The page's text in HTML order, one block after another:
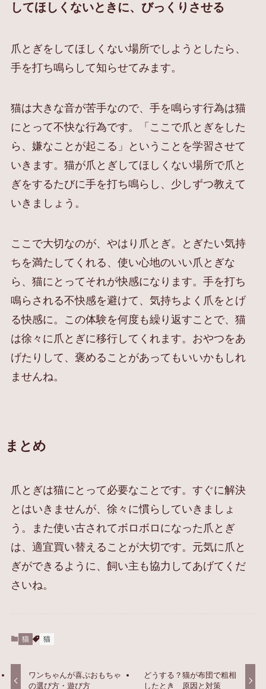
してほしくないときに、びっくりさせる
爪とぎをしてほしくない場所でしようとしたら、
手を打ち鳴らして知らせてみます。
猫は大きな音が苦手なので、手を鳴らす行為は猫
にとって不快な行為です。「ここで爪とぎをした
ら、嫌なことが起こる」ということを学習させて
いきます。猫が爪とぎしてほしくない場所で爪と
ぎをするたびに手を打ち鳴らし、少しずつ教えて
いきましょう。
ここで大切なのが、やはり爪とぎ。とぎたい気持
ちを満たしてくれる、使い心地のいい爪とぎな
ら、猫にとってそれが快感になります。手を打ち
鳴らされる不快感を避けて、気持ちよく爪をとげ
る快感に。この体験を何度も繰り返すことで、猫
は徐々に爪とぎに移行してくれます。おやつをあ
げたりして、褒めることがあってもいいかもしれ
ませんね。
まとめ
爪とぎは猫にとって必要なことです。すぐに解決
とはいきませんが、徐々に慣らしていきましょ
う。また使い古されてボロボロになった爪とぎ
は、適宜買い替えることが大切です。元気に爪と
ぎができるように、飼い主も協力してあげてくだ
さいね。
猫 猫
ワンちゃんが喜ぶおもちゃ
の選び方・遊び方
どうする？猫が布団で粗相
したとき 原因と対策